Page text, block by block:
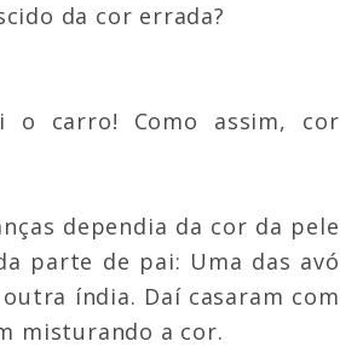
da cor errada?
o carro! Como assim, cor
dependia da cor da pele
parte de pai: Uma das avó
índia. Daí casaram com
misturando a cor.